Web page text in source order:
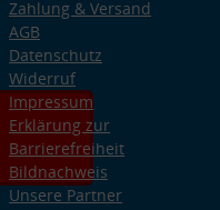
Zahlung & Versand
AGB
Datenschutz
Widerruf
Impressum
Erklärung zur
Barrierefreiheit
Bildnachweis
Unsere Partner